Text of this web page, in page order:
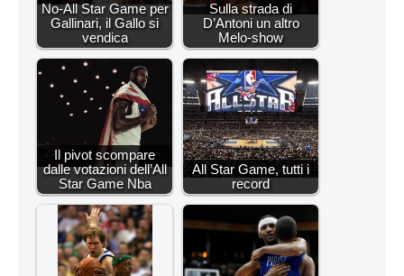
No-All Star Game per
Gallinari, il Gallo si
vendica
Sulla strada di
D’Antoni un altro
Melo-show
Il pivot scompare
dalle votazioni dell’All
Star Game Nba
All Star Game, tutti i
record